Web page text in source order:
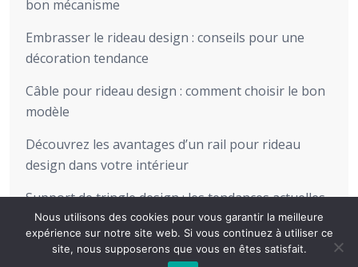
bon mécanisme
Embrasser le rideau design : conseils pour une
décoration tendance
Câble pour rideau design : comment choisir le bon
modèle
Découvrez les avantages d’un rail pour rideau
design dans votre intérieur
Support de tringle design : les tendances actuelles
pour sublimer votre intérieur
Nous utilisons des cookies pour vous garantir la meilleure
expérience sur notre site web. Si vous continuez à utiliser ce
site, nous supposerons que vous en êtes satisfait.